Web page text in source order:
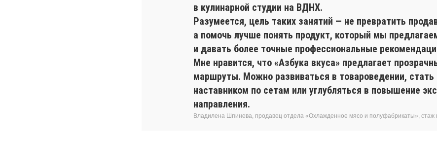
в кулинарной студии на ВДНХ.
Разумеется, цель таких занятий — не превратить
а помочь лучше понять продукт, который мы
и давать более точные профессиональные
Мне нравится, что «Азбука вкуса» предлагает
маршруты. Можно развиваться в товароведении,
наставником по сетам или углубляться в повышение
направления.
Владилена Шпинева, продавец отдела «Охлажденное мясо и полуфабрикаты», стаж